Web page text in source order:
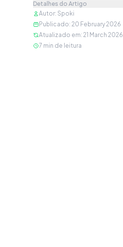
Detalhes do Artigo
Autor: Spoki
Publicado: 20 February 2026
Atualizado em: 21 March 2026
7 min de leitura